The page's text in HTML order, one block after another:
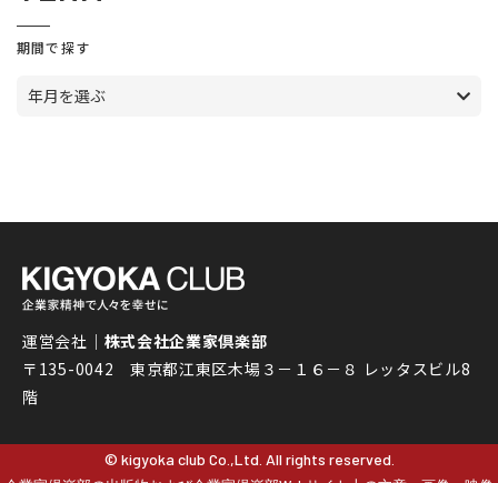
期間で探す
年月を選ぶ
運営会社｜ 株式会社企業家倶楽部
〒135-0042 東京都江東区木場３－１６－８ レッタスビル8
階
© kigyoka club Co.,Ltd. All rights reserved.